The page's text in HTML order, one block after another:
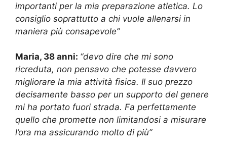
importanti per la mia preparazione atletica. Lo
consiglio soprattutto a chi vuole allenarsi in
maniera più consapevole”
Maria, 38 anni: “devo dire che mi sono
ricreduta, non pensavo che potesse davvero
migliorare la mia attività fisica. Il suo prezzo
decisamente basso per un supporto del genere
mi ha portato fuori strada. Fa perfettamente
quello che promette non limitandosi a misurare
l’ora ma assicurando molto di più”